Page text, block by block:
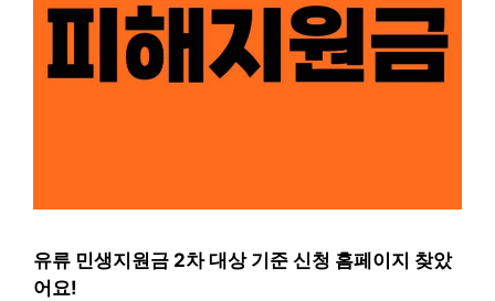
유류 민생지원금 2차 대상 기준 신청 홈페이지 찾았
어요!